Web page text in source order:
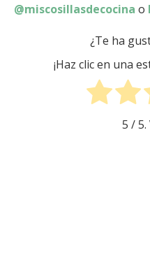
@miscosillasdecocina o
¿Te ha
¡Haz clic en una
5 / 5.